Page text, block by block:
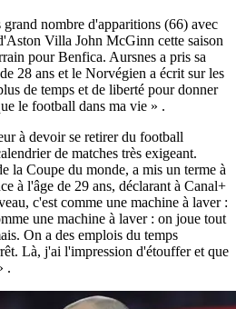
nombre d'apparitions (66) avec
Villa John McGinn cette saison
pour Benfica. Aursnes a pris sa
28 ans et le Norvégien a écrit sur les
de temps et de liberté pour donner
le football dans ma vie » .
à devoir se retirer du football
de matches très exigeant.
la Coupe du monde, a mis un terme à
à l'âge de 29 ans, déclarant à Canal+
c'est comme une machine à laver :
une machine à laver : on joue tout
On a des emplois du temps
Là, j'ai l'impression d'étouffer et que
.